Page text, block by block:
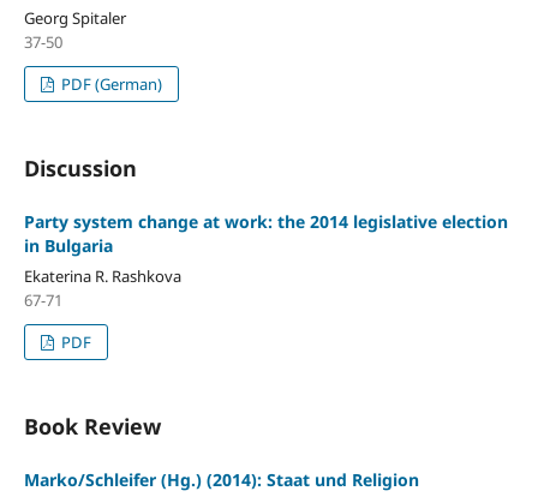
Georg Spitaler
37-50
PDF (German)
Discussion
Party system change at work: the 2014 legislative election
in Bulgaria
Ekaterina R. Rashkova
67-71
PDF
Book Review
Marko/Schleifer (Hg.) (2014): Staat und Religion